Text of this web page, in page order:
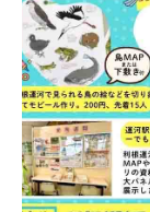
南柏商店会（千葉県柏市） 11:00～
ー出店、特設フードコート 11:00～
ニュー販売と投票） 11:00～16:30頃：おさるショー【
（麺王横駐車場にて） 17:30～19:30頃：おさるシ
部】（五輪警備保障駐車場にて
り」（※雨天中止） いつもの南柏で、ちょっと特別な
ご家族で、お友達